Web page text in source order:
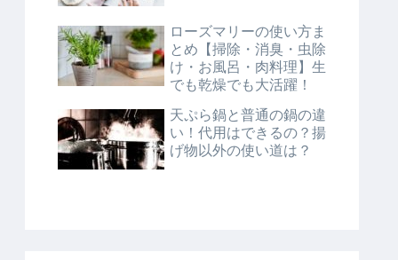
ローズマリーの使い方ま
とめ【掃除・消臭・虫除
け・お風呂・肉料理】生
でも乾燥でも大活躍！
天ぷら鍋と普通の鍋の違
い！代用はできるの？揚
げ物以外の使い道は？